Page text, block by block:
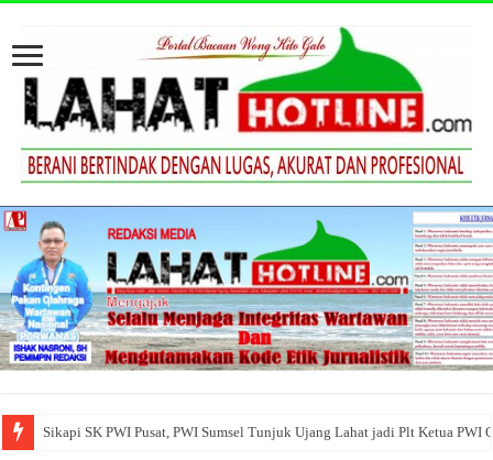
Sikapi SK PWI Pusat, PWI Sumsel Tunjuk Ujang Lahat jadi Plt Ketua PWI